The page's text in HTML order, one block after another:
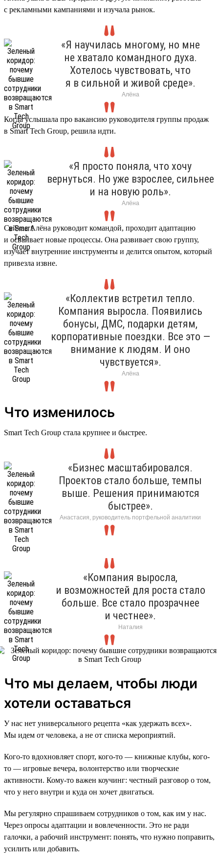
с рекламными кампаниями и изучала рынок.
«Я научилась многому, но мне
не хватало командного духа.
Хотелось чувствовать, что
я в сильной и живой среде».
Алёна
Когда услышала про вакансию руководителя группы продаж
в Smart Tech Group, решила идти.
«Я просто поняла, что хочу
вернуться. Но уже взрослее, сильнее
и на новую роль».
Алёна
Сейчас Алёна руководит командой, проходит адаптацию
и осваивает новые процессы. Она развивает свою группу,
изучает внутренние инструменты и делится опытом, который
привезла извне.
«Коллектив встретил тепло.
Компания выросла. Появились
бонусы, ДМС, подарки детям,
корпоративные поездки. Все это —
внимание к людям. И оно
чувствуется».
Алёна
Что изменилось
Smart Tech Group стала крупнее и быстрее.
«Бизнес масштабировался.
Проектов стало больше, темпы
выше. Решения принимаются
быстрее».
Анастасия, руководитель портфельной аналитики
«Компания выросла,
и возможностей для роста стало
больше. Все стало прозрачнее
и честнее».
Наталия
Что мы делаем, чтобы люди
хотели оставаться
У нас нет универсального рецепта «как удержать всех».
Мы идем от человека, а не от списка мероприятий.
Кого-то вдохновляет спорт, кого-то — книжные клубы, кого-
то — игровые вечера, волонтерство или творческие
активности. Кому-то важен коучинг: честный разговор о том,
что у него внутри и куда он хочет двигаться.
Мы регулярно спрашиваем сотрудников о том, как им у нас.
Через опросы адаптации и вовлеченности. Это не ради
галочки, а рабочий инструмент: понять, что нужно поправить,
усилить или добавить.